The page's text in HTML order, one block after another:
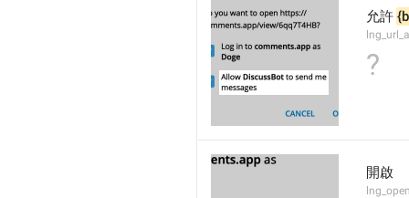
允許
?
開啟